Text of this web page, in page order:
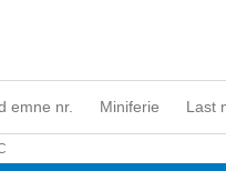
emne nr. Miniferie Last